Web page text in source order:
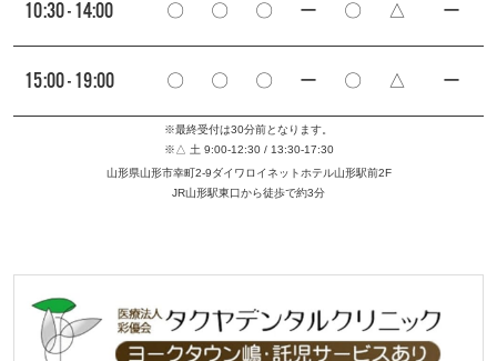
10:30 - 14:00 〇 〇 〇 ー 〇 △ ー
15:00 - 19:00 〇 〇 〇 ー 〇 △ ー
※最終受付は30分前となります。
※△ 土 9:00-12:30 / 13:30-17:30
山形県山形市幸町2-9ダイワロイネットホテル山形駅前2F
JR山形駅東口から徒歩で約3分